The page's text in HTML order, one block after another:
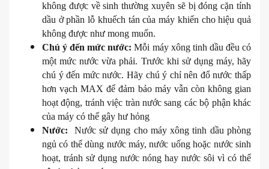
không được về sinh thường xuyên sẽ bị đóng cặn tính
dầu ở phần lỗ khuếch tán của máy khiến cho hiệu quả
không được như mong muốn.
Chú ý đến mức nước: Mỗi máy xông tinh dầu đều có
một mức nước vừa phải. Trước khi sử dụng máy, hãy
chú ý đến mức nước. Hãy chú ý chỉ nên đổ nước thấp
hơn vạch MAX để đảm bảo máy vẫn còn không gian
hoạt động, tránh việc tràn nước sang các bộ phận khác
của máy có thể gây hư hỏng
Nước: Nước sử dụng cho máy xông tinh dầu phòng
ngủ có thể dùng nước máy, nước uống hoặc nước sinh
hoạt, tránh sử dụng nước nóng hay nước sôi vì có thể